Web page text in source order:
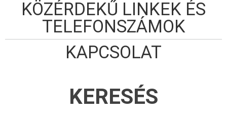
KÖZÉRDEKŰ LINKEK ÉS
TELEFONSZÁMOK
KAPCSOLAT
KERESÉS